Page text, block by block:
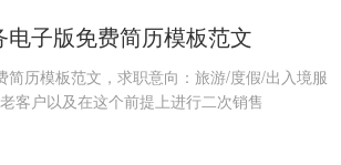
子版免费简历模板范文
历模板范文，求职意向：旅游/度假/出入境服
客户以及在这个前提上进行二次销售